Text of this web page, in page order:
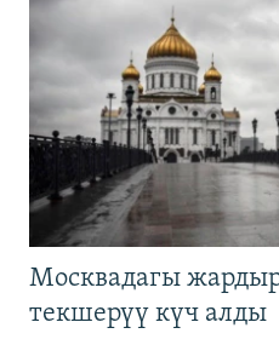
Москвадагы
текшерүү күч алды